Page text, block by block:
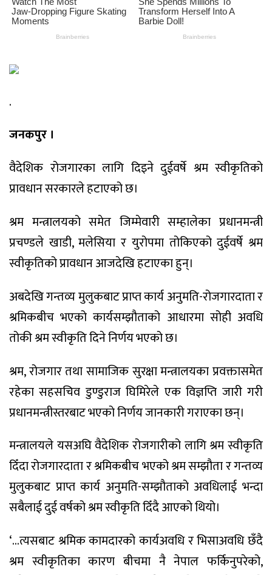
.
जनकपुर ।
वैदेशिक रोजगारका लागि दिइने दुईवर्षे श्रम स्वीकृतिको
प्रावधान सरकारले हटाएको छ।
श्रम मन्त्रालयको समेत जिम्मेवारी सम्हालेका प्रधानमन्त्री
प्रचण्डले खाडी, मलेसिया र युरोपमा तोकिएको दुईवर्षे श्रम
स्वीकृतिको प्रावधान आजदेखि हटाएका हुन्।
अबदेखि गन्तव्य मुलुकबाट प्राप्त कार्य अनुमति-रोजगारदाता र
श्रमिकबीच भएको कार्यसम्झौताको आधारमा सोही अवधि
तोकी श्रम स्वीकृति दिने निर्णय भएको छ।
श्रम, रोजगार तथा सामाजिक सुरक्षा मन्त्रालयका प्रवक्तासमेत
रहेका सहसचिव डुण्डुराज घिमिरेले एक विज्ञप्ति जारी गरी
प्रधानमन्त्रीस्तरबाट भएको निर्णय जानकारी गराएका छन्।
मन्त्रालयले यसअघि वैदेशिक रोजगारीको लागि श्रम स्वीकृति
दिँदा रोजगारदाता र श्रमिकबीच भएको श्रम सम्झौता र गन्तव्य
मुलुकबाट प्राप्त कार्य अनुमति-सम्झौताको अवधिलाई भन्दा
सबैलाई दुई वर्षको श्रम स्वीकृति दिँदै आएको थियो।
‘...त्यसबाट श्रमिक कामदारको कार्यअवधि र भिसाअवधि छँदै
श्रम स्वीकृतिका कारण बीचमा नै नेपाल फर्किनुपरेको,